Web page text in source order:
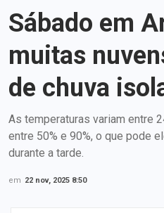
Sábado em
muitas
de chuva
As temperaturas variam entre
entre 50% e 90%, o que pode
durante a tarde.
em 22 nov, 2025 8:50